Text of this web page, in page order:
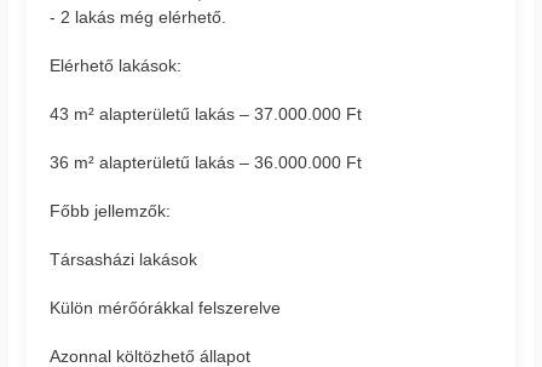
- 2 lakás még elérhető.
Elérhető lakások:
43 m² alapterületű lakás – 37.000.000 Ft
36 m² alapterületű lakás – 36.000.000 Ft
Főbb jellemzők:
Társasházi lakások
Külön mérőórákkal felszerelve
Azonnal költözhető állapot